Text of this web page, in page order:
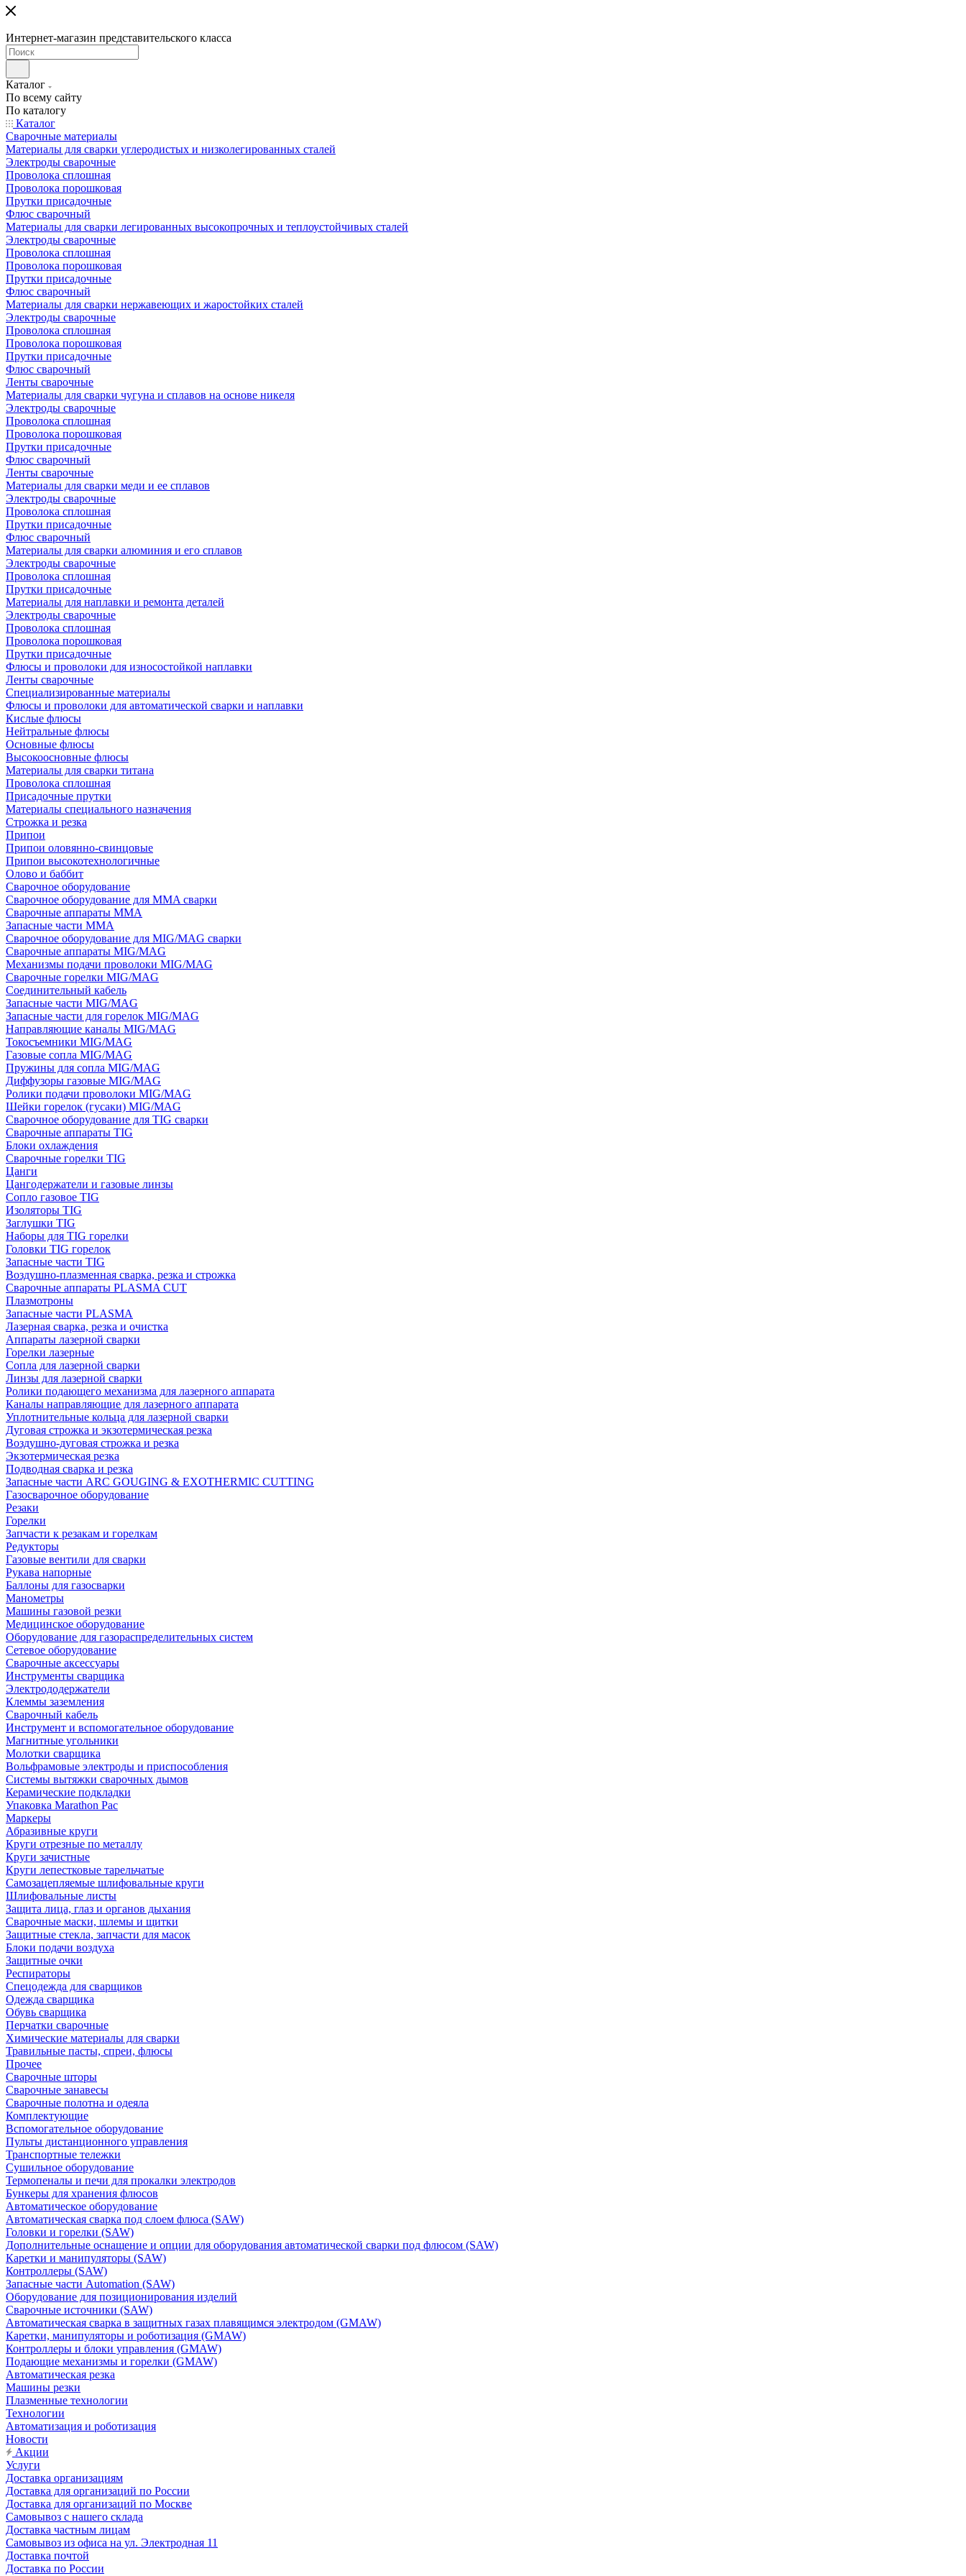
Интернет-магазин представительского класса
Каталог
По всему сайту
По каталогу
Каталог
Сварочные материалы
Материалы для сварки углеродистых и низколегированных сталей
Электроды сварочные
Проволока сплошная
Проволока порошковая
Прутки присадочные
Флюс сварочный
Материалы для сварки легированных высокопрочных и теплоустойчивых сталей
Электроды сварочные
Проволока сплошная
Проволока порошковая
Прутки присадочные
Флюс сварочный
Материалы для сварки нержавеющих и жаростойких сталей
Электроды сварочные
Проволока сплошная
Проволока порошковая
Прутки присадочные
Флюс сварочный
Ленты сварочные
Материалы для сварки чугуна и сплавов на основе никеля
Электроды сварочные
Проволока сплошная
Проволока порошковая
Прутки присадочные
Флюс сварочный
Ленты сварочные
Материалы для сварки меди и ее сплавов
Электроды сварочные
Проволока сплошная
Прутки присадочные
Флюс сварочный
Материалы для сварки алюминия и его сплавов
Электроды сварочные
Проволока сплошная
Прутки присадочные
Материалы для наплавки и ремонта деталей
Электроды сварочные
Проволока сплошная
Проволока порошковая
Прутки присадочные
Флюсы и проволоки для износостойкой наплавки
Ленты сварочные
Специализированные материалы
Флюсы и проволоки для автоматической сварки и наплавки
Кислые флюсы
Нейтральные флюсы
Основные флюсы
Высокоосновные флюсы
Материалы для сварки титана
Проволока сплошная
Присадочные прутки
Материалы специального назначения
Строжка и резка
Припои
Припои оловянно-свинцовые
Припои высокотехнологичные
Олово и баббит
Сварочное оборудование
Сварочное оборудование для MMA сварки
Сварочные аппараты MMA
Запасные части MMA
Сварочное оборудование для MIG/MAG сварки
Сварочные аппараты MIG/MAG
Механизмы подачи проволоки MIG/MAG
Сварочные горелки MIG/MAG
Соединительный кабель
Запасные части MIG/MAG
Запасные части для горелок MIG/MAG
Направляющие каналы MIG/MAG
Токосъемники MIG/MAG
Газовые сопла MIG/MAG
Пружины для сопла MIG/MAG
Диффузоры газовые MIG/MAG
Ролики подачи проволоки MIG/MAG
Шейки горелок (гусаки) MIG/MAG
Сварочное оборудование для TIG сварки
Сварочные аппараты TIG
Блоки охлаждения
Сварочные горелки TIG
Цанги
Цангодержатели и газовые линзы
Сопло газовое TIG
Изоляторы TIG
Заглушки TIG
Наборы для TIG горелки
Головки TIG горелок
Запасные части TIG
Воздушно-плазменная сварка, резка и строжка
Сварочные аппараты PLASMA CUT
Плазмотроны
Запасные части PLASMA
Лазерная сварка, резка и очистка
Аппараты лазерной сварки
Горелки лазерные
Сопла для лазерной сварки
Линзы для лазерной сварки
Ролики подающего механизма для лазерного аппарата
Каналы направляющие для лазерного аппарата
Уплотнительные кольца для лазерной сварки
Дуговая строжка и экзотермическая резка
Воздушно-дуговая строжка и резка
Экзотермическая резка
Подводная сварка и резка
Запасные части ARC GOUGING & EXOTHERMIC CUTTING
Газосварочное оборудование
Резаки
Горелки
Запчасти к резакам и горелкам
Редукторы
Газовые вентили для сварки
Рукава напорные
Баллоны для газосварки
Манометры
Машины газовой резки
Медицинское оборудование
Оборудование для газораспределительных систем
Сетевое оборудование
Сварочные аксессуары
Инструменты сварщика
Электрододержатели
Клеммы заземления
Сварочный кабель
Инструмент и вспомогательное оборудование
Магнитные угольники
Молотки сварщика
Вольфрамовые электроды и приспособления
Системы вытяжки сварочных дымов
Керамические подкладки
Упаковка Marathon Pac
Маркеры
Абразивные круги
Круги отрезные по металлу
Круги зачистные
Круги лепестковые тарельчатые
Самозацепляемые шлифовальные круги
Шлифовальные листы
Защита лица, глаз и органов дыхания
Сварочные маски, шлемы и щитки
Защитные стекла, запчасти для масок
Блоки подачи воздуха
Защитные очки
Респираторы
Спецодежда для сварщиков
Одежда сварщика
Обувь сварщика
Перчатки сварочные
Химические материалы для сварки
Травильные пасты, спреи, флюсы
Прочее
Сварочные шторы
Сварочные занавесы
Сварочные полотна и одеяла
Комплектующие
Вспомогательное оборудование
Пульты дистанционного управления
Транспортные тележки
Сушильное оборудование
Термопеналы и печи для прокалки электродов
Бункеры для хранения флюсов
Автоматическое оборудование
Автоматическая сварка под слоем флюса (SAW)
Головки и горелки (SAW)
Дополнительные оснащение и опции для оборудования автоматической сварки под флюсом (SAW)
Каретки и манипуляторы (SAW)
Контроллеры (SAW)
Запасные части Automation (SAW)
Оборудование для позиционирования изделий
Сварочные источники (SAW)
Автоматическая сварка в защитных газах плавящимся электродом (GMAW)
Каретки, манипуляторы и роботизация (GMAW)
Контроллеры и блоки управления (GMAW)
Подающие механизмы и горелки (GMAW)
Автоматическая резка
Машины резки
Плазменные технологии
Технологии
Автоматизация и роботизация
Новости
Акции
Услуги
Доставка организациям
Доставка для организаций по России
Доставка для организаций по Москве
Самовывоз с нашего склада
Доставка частным лицам
Самовывоз из офиса на ул. Электродная 11
Доставка почтой
Доставка по России